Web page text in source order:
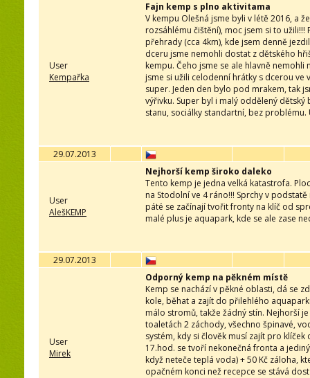
User
Kempařka
Fajn kemp s plno aktivitama
V kempu Olešná jsme byli v létě 2016, a
rozsáhlému čištění), moc jsem si to
přehrady (cca 4km), kde jsem denně
dceru jsme nemohli dostat z dětského
kempu. Čeho jsme se ale hlavně
jsme si užili celodenní hrátky s dcerou
super. Jeden den bylo pod mrakem, tak
výřivku. Super byl i malý oddělený
stanu, sociálky standartní, bez
29.07.2013
User
AlešKEMP
Nejhorší kemp široko daleko
Tento kemp je jedna velká katastrofa.
na Stodolní ve 4 ráno!!! Sprchy v
páté se začínají tvořit fronty na klíč od
malé plus je aquapark, kde se ale zase
29.07.2013
User
Mirek
Odporný kemp na pěkném místě
Kemp se nachází v pěkné oblasti, dá se
kole, běhat a zajít do přilehlého
málo stromů, takže žádný stín. Nejhorší
toaletách 2 záchody, všechno špinavé,
systém, kdy si člověk musí zajít pro
17.hod. se tvoří nekonečná fronta a
když neteče teplá voda) + 50 Kč záloha,
opačném konci než recepce se stává